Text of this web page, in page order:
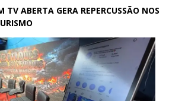
TV ABERTA GERA REPERCUSSÃO NOS